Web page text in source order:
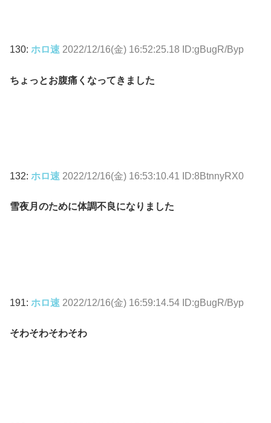
130: ホロ速 2022/12/16(金) 16:52:25.18 ID:gBugR/Byp
ちょっとお腹痛くなってきました
132: ホロ速 2022/12/16(金) 16:53:10.41 ID:8BtnnyRX0
雪夜月のために体調不良になりました
191: ホロ速 2022/12/16(金) 16:59:14.54 ID:gBugR/Byp
そわそわそわそわ